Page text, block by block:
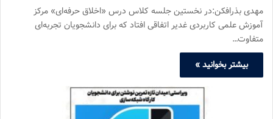
مهدی بذرافکن:در نخستین جلسه کلاس درس «اخلاق حرفه‌ای» مرکز
آموزش علمی کاربردی غدیر اتفاقی افتاد که برای دانشجویان تجربه‌ای
متفاوت…
بیشتر بخوانید »